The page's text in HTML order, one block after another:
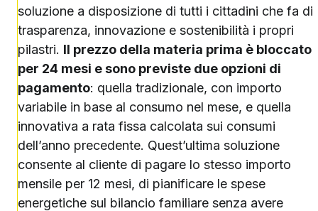
soluzione a disposizione di tutti i cittadini che fa di
trasparenza, innovazione e sostenibilità i propri
pilastri. Il prezzo della materia prima è bloccato
per 24 mesi e sono previste due opzioni di
pagamento: quella tradizionale, con importo
variabile in base al consumo nel mese, e quella
innovativa a rata fissa calcolata sui consumi
dell’anno precedente. Quest’ultima soluzione
consente al cliente di pagare lo stesso importo
mensile per 12 mesi, di pianificare le spese
energetiche sul bilancio familiare senza avere